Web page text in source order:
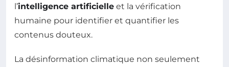
l’intelligence artificielle et la vérification
humaine pour identifier et quantifier les
contenus douteux.
La désinformation climatique non seulement